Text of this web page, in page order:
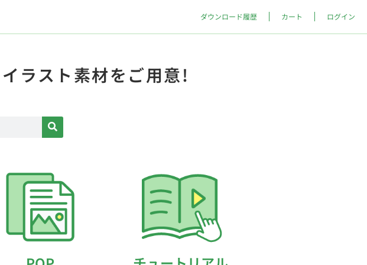
ダウンロード履歴 カート ログイン
イラスト素材をご用意!